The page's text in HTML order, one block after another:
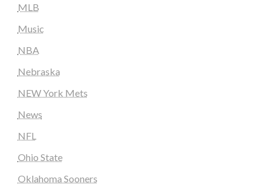
MLB
Music
NBA
Nebraska
NEW York Mets
News
NFL
Ohio State
Oklahoma Sooners